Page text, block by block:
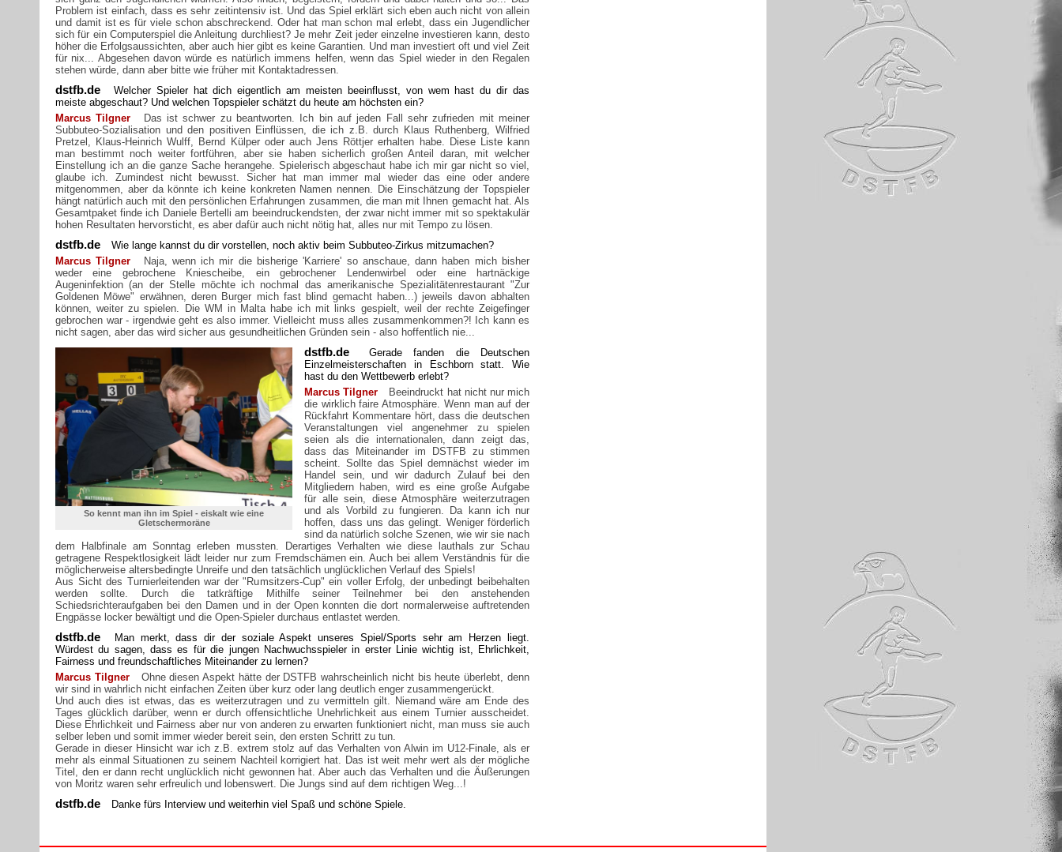
Problem ist einfach, dass es sehr zeitintensiv ist. Und das Spiel erklärt sich eben auch nicht von allein
und damit ist es für viele schon abschreckend. Oder hat man schon mal erlebt, dass ein Jugendlicher
sich für ein Computerspiel die Anleitung durchliest? Je mehr Zeit jeder einzelne investieren kann, desto
höher die Erfolgsaussichten, aber auch hier gibt es keine Garantien. Und man investiert oft und viel Zeit
für nix... Abgesehen davon würde es natürlich immens helfen, wenn das Spiel wieder in den Regalen
stehen würde, dann aber bitte wie früher mit Kontaktadressen.
dstfb.de
Welcher Spieler hat dich eigentlich am meisten beeinflusst, von wem hast du dir das
meiste abgeschaut? Und welchen Topspieler schätzt du heute am höchsten ein?
Marcus Tilgner
Das ist schwer zu beantworten. Ich bin auf jeden Fall sehr zufrieden mit meiner
Subbuteo-Sozialisation und den positiven Einflüssen, die ich z.B. durch Klaus Ruthenberg, Wilfried
Pretzel, Klaus-Heinrich Wulff, Bernd Külper oder auch Jens Röttjer erhalten habe. Diese Liste kann
man bestimmt noch weiter fortführen, aber sie haben sicherlich großen Anteil daran, mit welcher
Einstellung ich an die ganze Sache herangehe. Spielerisch abgeschaut habe ich mir gar nicht so viel,
glaube ich. Zumindest nicht bewusst. Sicher hat man immer mal wieder das eine oder andere
mitgenommen, aber da könnte ich keine konkreten Namen nennen. Die Einschätzung der Topspieler
hängt natürlich auch mit den persönlichen Erfahrungen zusammen, die man mit Ihnen gemacht hat. Als
Gesamtpaket finde ich Daniele Bertelli am beeindruckendsten, der zwar nicht immer mit so spektakulär
hohen Resultaten hervorsticht, es aber dafür auch nicht nötig hat, alles nur mit Tempo zu lösen.
dstfb.de
Wie lange kannst du dir vorstellen, noch aktiv beim Subbuteo-Zirkus mitzumachen?
Marcus Tilgner
Naja, wenn ich mir die bisherige 'Karriere' so anschaue, dann haben mich bisher
weder eine gebrochene Kniescheibe, ein gebrochener Lendenwirbel oder eine hartnäckige
Augeninfektion (an der Stelle möchte ich nochmal das amerikanische Spezialitätenrestaurant "Zur
Goldenen Möwe" erwähnen, deren Burger mich fast blind gemacht haben...) jeweils davon abhalten
können, weiter zu spielen. Die WM in Malta habe ich mit links gespielt, weil der rechte Zeigefinger
gebrochen war - irgendwie geht es also immer. Vielleicht muss alles zusammenkommen?! Ich kann es
nicht sagen, aber das wird sicher aus gesundheitlichen Gründen sein - also hoffentlich nie...
So kennt man ihn im Spiel - eiskalt wie eine
Gletschermoräne
dstfb.de
Gerade fanden die Deutschen
Einzelmeisterschaften in Eschborn statt. Wie
hast du den Wettbewerb erlebt?
Marcus Tilgner
Beeindruckt hat nicht nur mich
die wirklich faire Atmosphäre. Wenn man auf der
Rückfahrt Kommentare hört, dass die deutschen
Veranstaltungen viel angenehmer zu spielen
seien als die internationalen, dann zeigt das,
dass das Miteinander im DSTFB zu stimmen
scheint. Sollte das Spiel demnächst wieder im
Handel sein, und wir dadurch Zulauf bei den
Mitgliedern haben, wird es eine große Aufgabe
für alle sein, diese Atmosphäre weiterzutragen
und als Vorbild zu fungieren. Da kann ich nur
hoffen, dass uns das gelingt. Weniger förderlich
sind da natürlich solche Szenen, wie wir sie nach
dem Halbfinale am Sonntag erleben mussten. Derartiges Verhalten wie diese lauthals zur Schau
getragene Respektlosigkeit lädt leider nur zum Fremdschämen ein. Auch bei allem Verständnis für die
möglicherweise altersbedingte Unreife und den tatsächlich unglücklichen Verlauf des Spiels!
Aus Sicht des Turnierleitenden war der "Rumsitzers-Cup" ein voller Erfolg, der unbedingt beibehalten
werden sollte. Durch die tatkräftige Mithilfe seiner Teilnehmer bei den anstehenden
Schiedsrichteraufgaben bei den Damen und in der Open konnten die dort normalerweise auftretenden
Engpässe locker bewältigt und die Open-Spieler durchaus entlastet werden.
dstfb.de
Man merkt, dass dir der soziale Aspekt unseres Spiel/Sports sehr am Herzen liegt.
Würdest du sagen, dass es für die jungen Nachwuchsspieler in erster Linie wichtig ist, Ehrlichkeit,
Fairness und freundschaftliches Miteinander zu lernen?
Marcus Tilgner
Ohne diesen Aspekt hätte der DSTFB wahrscheinlich nicht bis heute überlebt, denn
wir sind in wahrlich nicht einfachen Zeiten über kurz oder lang deutlich enger zusammengerückt.
Und auch dies ist etwas, das es weiterzutragen und zu vermitteln gilt. Niemand wäre am Ende des
Tages glücklich darüber, wenn er durch offensichtliche Unehrlichkeit aus einem Turnier ausscheidet.
Diese Ehrlichkeit und Fairness aber nur von anderen zu erwarten funktioniert nicht, man muss sie auch
selber leben und somit immer wieder bereit sein, den ersten Schritt zu tun.
Gerade in dieser Hinsicht war ich z.B. extrem stolz auf das Verhalten von Alwin im U12-Finale, als er
mehr als einmal Situationen zu seinem Nachteil korrigiert hat. Das ist weit mehr wert als der mögliche
Titel, den er dann recht unglücklich nicht gewonnen hat. Aber auch das Verhalten und die Äußerungen
von Moritz waren sehr erfreulich und lobenswert. Die Jungs sind auf dem richtigen Weg...!
dstfb.de Danke fürs Interview und weiterhin viel Spaß und schöne Spiele.